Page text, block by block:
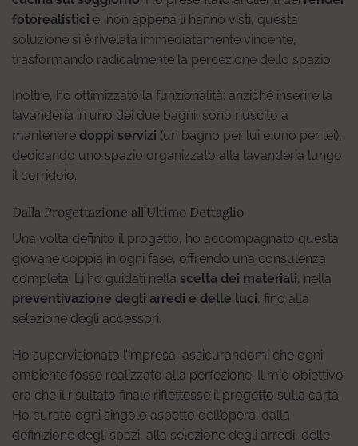
fotorealistici e, non appena li hanno visti, questa
soluzione si è rivelata immediatamente vincente,
trasformando radicalmente la percezione dello spazio.
Inoltre, ho ottimizzato la funzionalità: anziché inserire la
lavanderia in uno dei due bagni, sono riuscito a
mantenere doppi servizi (un bagno per lui e uno per lei),
dedicando uno spazio organizzato alla lavanderia lungo
il corridoio.
Dalla Progettazione all’Ultimo Dettaglio
Una volta definito il progetto, ho accompagnato questa
giovane coppia in ogni fase, offrendo una consulenza
completa. Li ho guidati nella scelta dei materiali, nella
preventivazione degli arredi e delle luci, fino alla
selezione degli accessori.
Ho supervisionato l’impresa, assicurandomi che ogni
ambiente fosse realizzato alla perfezione. Il mio obiettivo
era che il risultato finale riflettesse il progetto sulla carta.
Ho curato ogni singolo aspetto dell’opera: dalla
definizione degli spazi, alla selezione degli arredi, delle